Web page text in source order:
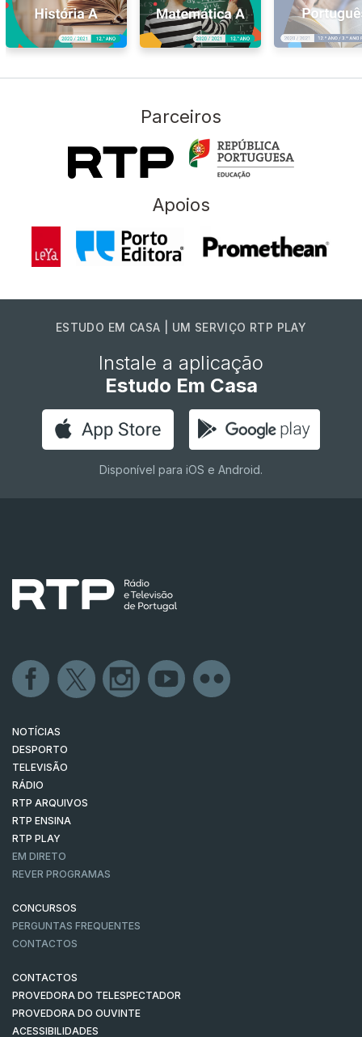
Parceiros
Apoios
ESTUDO EM CASA | UM SERVIÇO RTP PLAY
Instale a aplicação
Estudo Em Casa
Disponível para iOS e Android.
NOTÍCIAS
DESPORTO
TELEVISÃO
RÁDIO
RTP ARQUIVOS
RTP ENSINA
RTP PLAY
EM DIRETO
REVER PROGRAMAS
CONCURSOS
PERGUNTAS FREQUENTES
CONTACTOS
CONTACTOS
PROVEDORA DO TELESPECTADOR
PROVEDORA DO OUVINTE
ACESSIBILIDADES